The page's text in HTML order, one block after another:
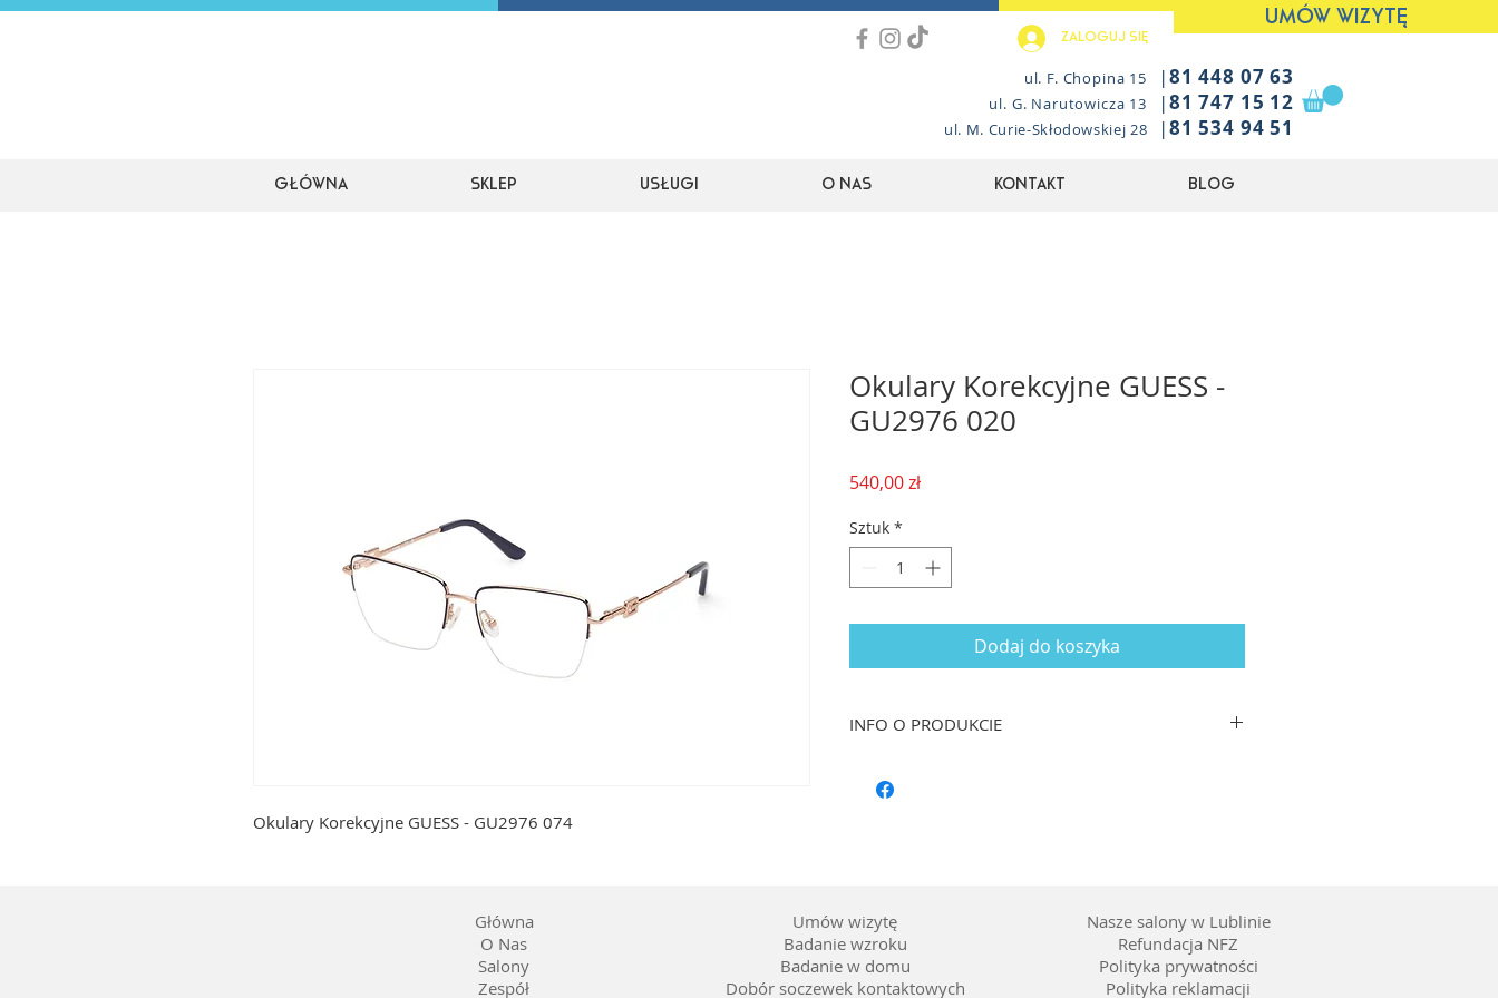
Zaloguj się
UMÓW WIZYTĘ
ul. F. Chopina 15
ul. G. Narutowicza 13
ul. M. Curie-Skłodowskiej 28
|81 448 07 63
|81 747 15 12
|81 534 94 51
Główna Sklep Usługi O nas Kontakt Blog
Okulary Korekcyjne GUESS - GU2976 074
Okulary Korekcyjne GUESS -
GU2976 020
540,00 złCena
Sztuk *
Dodaj do koszyka
INFO O PRODUKCIE
Kształt: Prostokąt
Główna
O Nas
Salony
Zespół
Umów wizytę
Badanie wzroku
Badanie w domu
Dobór soczewek kontaktowych
Nasze salony w Lublinie
Refundacja NFZ
Polityka prywatności
Polityka reklamacji